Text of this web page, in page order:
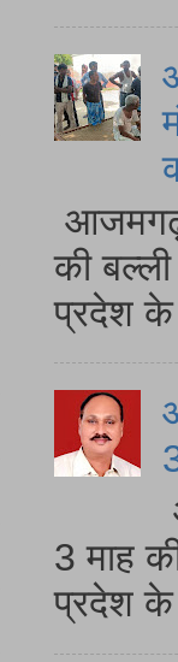
आजमगढ़
की
प्रदेश
3 माह
प्रदेश